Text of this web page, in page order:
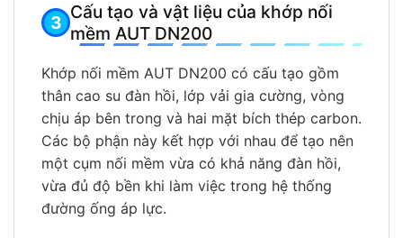
Cấu tạo và vật liệu của khớp nối
mềm AUT DN200
Khớp nối mềm AUT DN200 có cấu tạo gồm
thân cao su đàn hồi, lớp vải gia cường, vòng
chịu áp bên trong và hai mặt bích thép carbon.
Các bộ phận này kết hợp với nhau để tạo nên
một cụm nối mềm vừa có khả năng đàn hồi,
vừa đủ độ bền khi làm việc trong hệ thống
đường ống áp lực.